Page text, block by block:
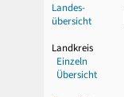
Landes-
übersicht
Landkreis
Einzeln
Übersicht